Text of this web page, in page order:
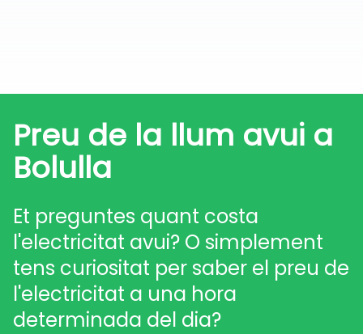
Preu de la llum avui a
Bolulla
Et preguntes quant costa
l'electricitat avui? O simplement
tens curiositat per saber el preu de
l'electricitat a una hora
determinada del dia?